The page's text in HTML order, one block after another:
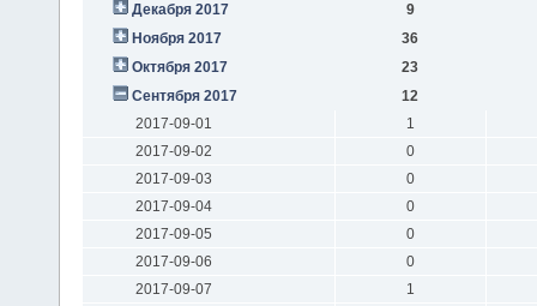
Декабря 2017
9
Ноября 2017
36
Октября 2017
23
Сентября 2017
12
2017-09-01
1
2017-09-02
0
2017-09-03
0
2017-09-04
0
2017-09-05
0
2017-09-06
0
2017-09-07
1